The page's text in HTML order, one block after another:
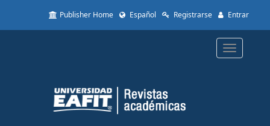
to
Content
Sidebar
Publisher Home Español Registrarse Entrar
Toggle